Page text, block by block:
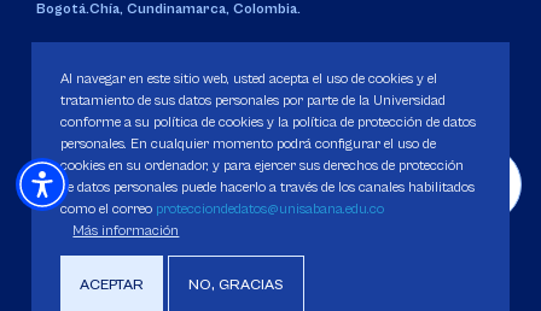
Bogotá.Chía, Cundinamarca, Colombia.
Personería Jurídica:Resolución 130 del 14 de enero de 1980.
Ministerio de Educación Nacional.
Política de Protección de datos
Derechos Pecuniarios
Al navegar en este sitio web, usted acepta el uso de cookies y el
tratamiento de sus datos personales por parte de la Universidad
conforme a su política de cookies y la política de protección de datos
personales. En cualquier momento podrá configurar el uso de
cookies en su ordenador, y para ejercer sus derechos de protección
de datos personales puede hacerlo a través de los canales habilitados
como el correo protecciondedatos@unisabana.edu.co
Más información
ACEPTAR NO, GRACIAS